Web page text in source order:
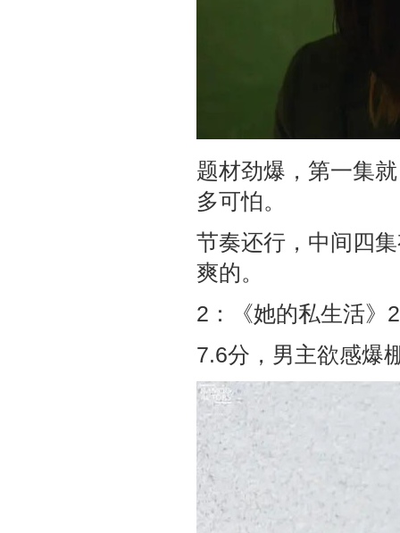
题材劲爆，第一集
多可怕。
节奏还行，中间四
爽的。
2：《她的私生活》
7.6分，男主欲感爆